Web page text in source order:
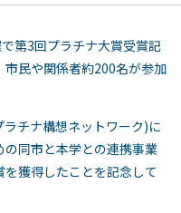
第3回プラチナ大賞受賞記
民や関係者約200名が参加
チナ構想ネットワーク)に
同市と本学との連携事業
獲得したことを記念して